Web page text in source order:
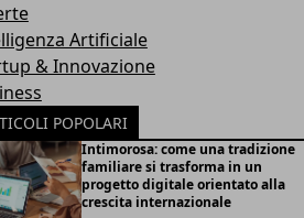
Artificiale
& Innovazione
POPOLARI
Intimorosa: come una tradizione
familiare si trasforma in un
progetto digitale orientato alla
crescita internazionale